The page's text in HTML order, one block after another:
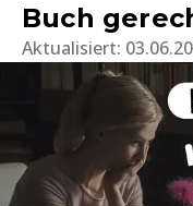
Buch
Aktualisiert: